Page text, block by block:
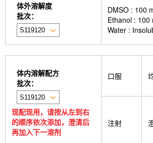
体外溶解度
批次：
DMSO : 100
Ethanol : 100
Water :
体内溶解配方
批次：
现配现用，请按从左到右
的顺序依次添加，澄清后
再加入下一溶剂
口服
注射